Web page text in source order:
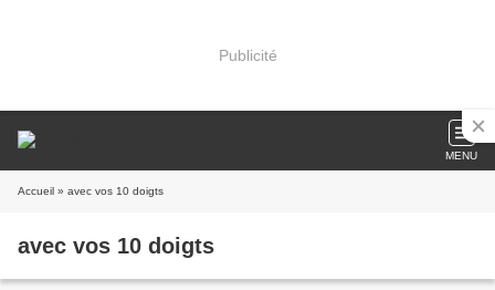
Publicité
MENU
Accueil » avec vos 10 doigts
avec vos 10 doigts